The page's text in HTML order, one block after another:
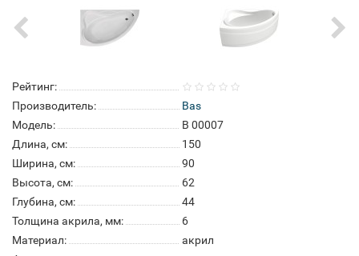
Рейтинг:
Производитель:
Bas
Модель:
В 00007
Длина, см:
150
Ширина, см:
90
Высота, см:
62
Глубина, см:
44
Толщина акрила, мм:
6
Материал:
акрил